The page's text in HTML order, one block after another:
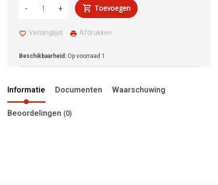
+
- Toevoegen
Verlanglijst Afdrukken
Beschikbaarheid: Op voorraad 1
Informatie Documenten Waarschuwing
Beoordelingen (0)